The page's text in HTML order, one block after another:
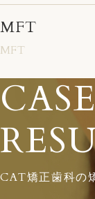
MFT
MFT
CASE
CAT矯正歯科の